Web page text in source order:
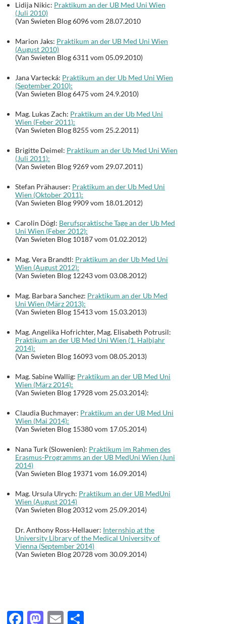
Lidija Nikic: Praktikum an der UB Med Uni Wien
(Juli 2010)
(Van Swieten Blog 6096 vom 28.07.2010
Marion Jaks: Praktikum an der UB Med Uni Wien
(August 2010)
(Van Swieten Blog 6311 vom 05.09.2010)
Jana Vartecká: Praktikum an der Ub Med Uni Wien
(September 2010):
(Van Swieten Blog 6475 vom 24.9.2010)
Mag. Lukas Zach: Praktikum an der Ub Med Uni
Wien (Feber 2011):
(Van Swieten Blog 8255 vom 25.2.2011)
Brigitte Deimel: Praktikum an der Ub Med Uni Wien
(Juli 2011):
(Van Swieten Blog 9269 vom 29.07.2011)
Stefan Prähauser: Praktikum an der Ub Med Uni
Wien (Oktober 2011):
(Van Swieten Blog 9909 vom 18.01.2012)
Carolin Dögl: Berufspraktische Tage an der Ub Med
Uni Wien (Feber 2012):
(Van Swieten Blog 10187 vom 01.02.2012)
Mag. Vera Brandtl: Praktikum an der Ub Med Uni
Wien (August 2012):
(Van Swieten Blog 12243 vom 03.08.2012)
Mag. Barbara Sanchez: Praktikum an der Ub Med
Uni Wien (März 2013):
(Van Swieten Blog 15413 vom 15.03.2013)
Mag. Angelika Hofrichter, Mag. Elisabeth Potrusil:
Praktikum an der UB Med Uni Wien (1. Halbjahr
2014):
(Van Swieten Blog 16093 vom 08.05.2013)
Mag. Sabine Wallig: Praktikum an der UB Med Uni
Wien (März 2014):
(Van Swieten Blog 17928 vom 25.03.2014):
Claudia Buchmayer: Praktikum an der UB Med Uni
Wien (Mai 2014):
(Van Swieten Blog 15380 vom 17.05.2014)
Nana Turk (Slowenien): Praktikum im Rahmen des
Erasmus-Programms an der UB MedUni Wien (Juni
2014)
(Van Swieten Blog 19371 vom 16.09.2014)
Mag. Ursula Ulrych: Praktikum an der UB MedUni
Wien (August 2014)
(Van Swieten Blog 20312 vom 25.09.2014)
Dr. Anthony Ross-Hellauer: Internship at the
University Library of the Medical University of
Vienna (September 2014)
(Van Swieten Blog 20728 vom 30.09.2014)
F M E